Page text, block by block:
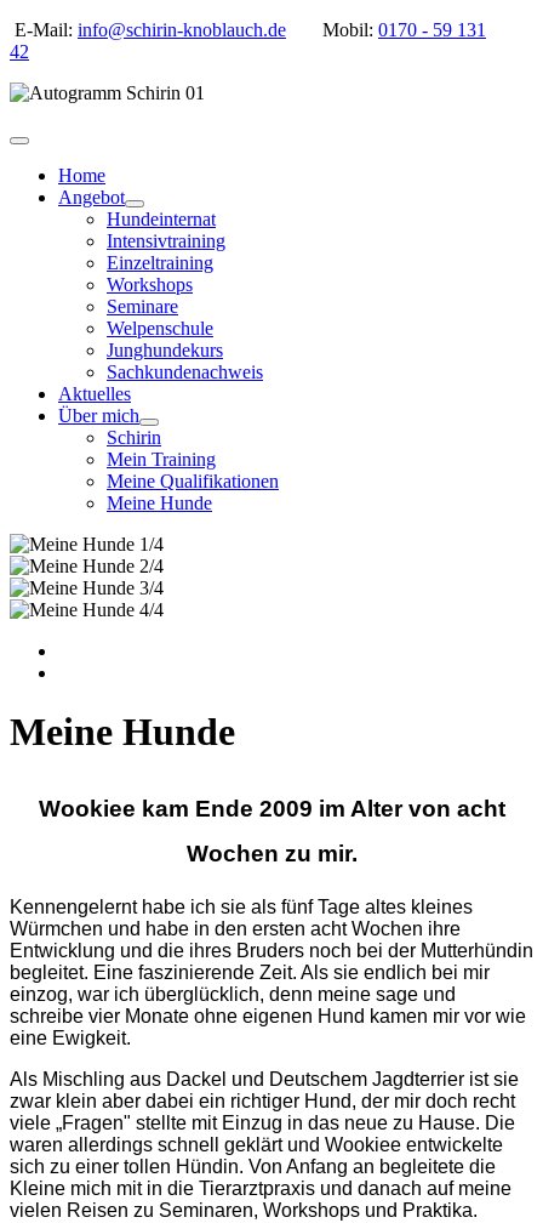
E-Mail: info@schirin-knoblauch.de Mobil: 0170 - 59 131
42
Home
Angebot
Hundeinternat
Intensivtraining
Einzeltraining
Workshops
Seminare
Welpenschule
Junghundekurs
Sachkundenachweis
Aktuelles
Über mich
Schirin
Mein Training
Meine Qualifikationen
Meine Hunde
Meine Hunde
Wookiee kam Ende 2009 im Alter von acht
Wochen zu mir.
Kennengelernt habe ich sie als fünf Tage altes kleines
Würmchen und habe in den ersten acht Wochen ihre
Entwicklung und die ihres Bruders noch bei der Mutterhündin
begleitet. Eine faszinierende Zeit. Als sie endlich bei mir
einzog, war ich überglücklich, denn meine sage und
schreibe vier Monate ohne eigenen Hund kamen mir vor wie
eine Ewigkeit.
Als Mischling aus Dackel und Deutschem Jagdterrier ist sie
zwar klein aber dabei ein richtiger Hund, der mir doch recht
viele „Fragen" stellte mit Einzug in das neue zu Hause. Die
waren allerdings schnell geklärt und Wookiee entwickelte
sich zu einer tollen Hündin. Von Anfang an begleitete die
Kleine mich mit in die Tierarztpraxis und danach auf meine
vielen Reisen zu Seminaren, Workshops und Praktika.